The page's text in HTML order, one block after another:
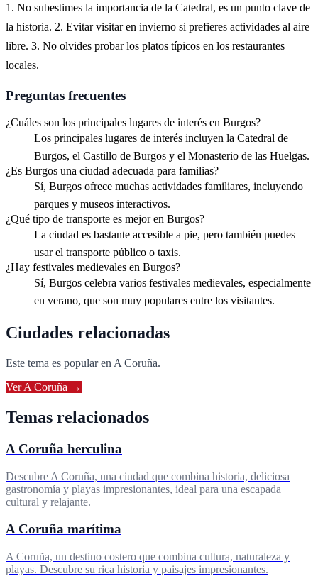
1. No subestimes la importancia de la Catedral, es un punto clave de
la historia. 2. Evitar visitar en invierno si prefieres actividades al aire
libre. 3. No olvides probar los platos típicos en los restaurantes
locales.
Preguntas frecuentes
¿Cuáles son los principales lugares de interés en Burgos?
Los principales lugares de interés incluyen la Catedral de
Burgos, el Castillo de Burgos y el Monasterio de las Huelgas.
¿Es Burgos una ciudad adecuada para familias?
Sí, Burgos ofrece muchas actividades familiares, incluyendo
parques y museos interactivos.
¿Qué tipo de transporte es mejor en Burgos?
La ciudad es bastante accesible a pie, pero también puedes
usar el transporte público o taxis.
¿Hay festivales medievales en Burgos?
Sí, Burgos celebra varios festivales medievales, especialmente
en verano, que son muy populares entre los visitantes.
Ciudades relacionadas
Este tema es popular en A Coruña.
VerA Coruña →
Temas relacionados
A Coruña herculina
Descubre A Coruña, una ciudad que combina historia, deliciosa
gastronomía y playas impresionantes, ideal para una escapada
cultural y relajante.
A Coruña marítima
A Coruña, un destino costero que combina cultura, naturaleza y
playas. Descubre su rica historia y paisajes impresionantes.